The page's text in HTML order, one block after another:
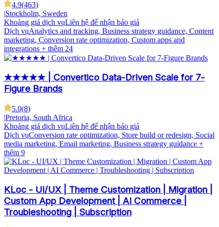
4.9(463)
|Stockholm, Sweden
Khoảng giá dịch vụLiên hệ để nhận báo giá
Dịch vụAnalytics and tracking, Business strategy guidance, Content
marketing, Conversion rate optimization, Custom apps and
integrations + thêm 24
★★★★★ | Convertico Data-Driven Scale for 7-
Figure Brands
5.0(8)
|Pretoria, South Africa
Khoảng giá dịch vụLiên hệ để nhận báo giá
Dịch vụConversion rate optimization, Store build or redesign, Social
media marketing, Email marketing, Business strategy guidance +
thêm 9
KLoc - UI/UX | Theme Customization | Migration |
Custom App Development | AI Commerce |
Troubleshooting | Subscription